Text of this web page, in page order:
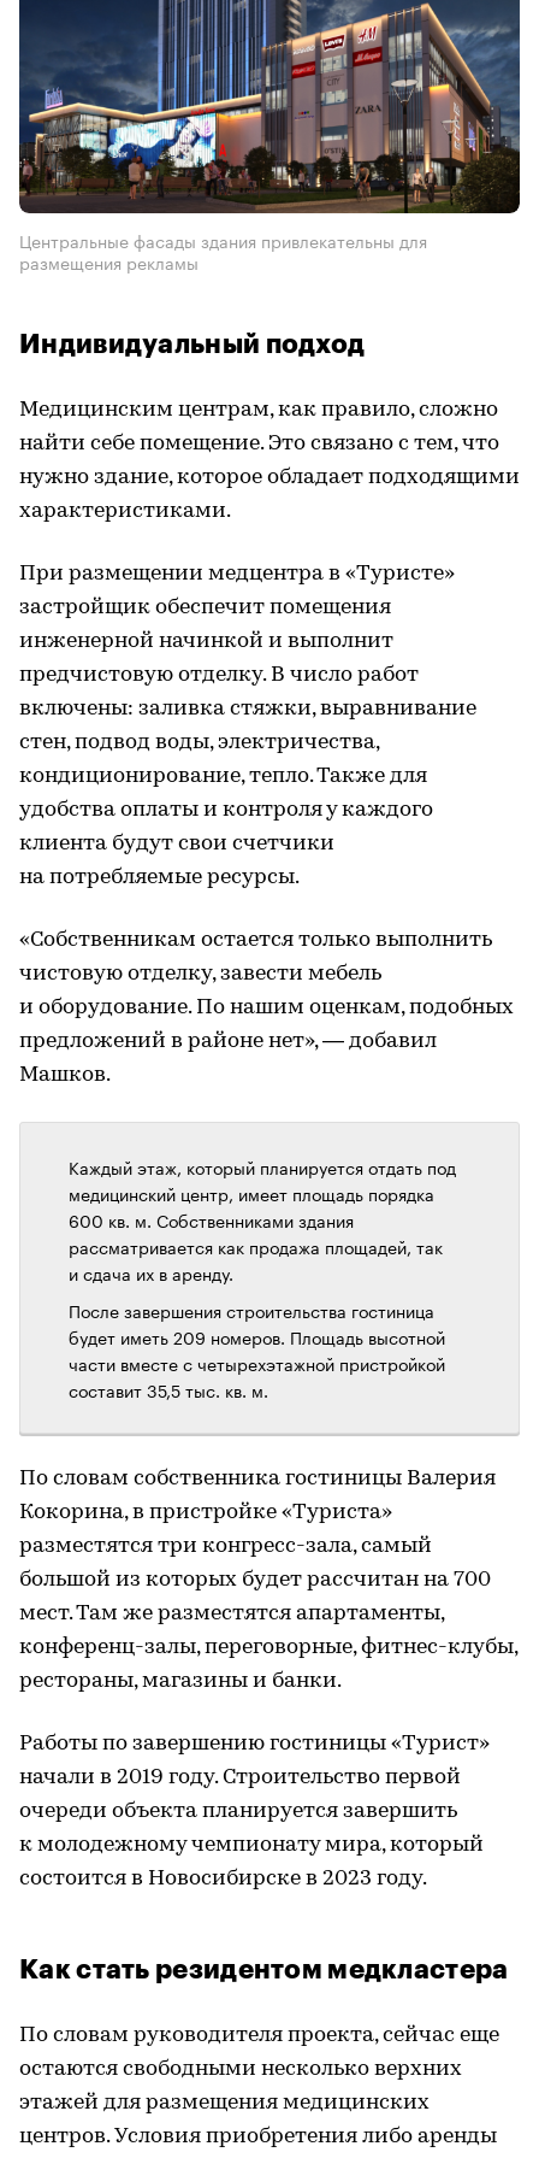
Центральные фасады здания привлекательны для
размещения рекламы
Индивидуальный подход
Медицинским центрам, как правило, сложно
найти себе помещение. Это связано с тем, что
нужно здание, которое обладает подходящими
характеристиками.
При размещении медцентра в «Туристе»
застройщик обеспечит помещения
инженерной начинкой и выполнит
предчистовую отделку. В число работ
включены: заливка стяжки, выравнивание
стен, подвод воды, электричества,
кондиционирование, тепло. Также для
удобства оплаты и контроля у каждого
клиента будут свои счетчики
на потребляемые ресурсы.
«Собственникам остается только выполнить
чистовую отделку, завести мебель
и оборудование. По нашим оценкам, подобных
предложений в районе нет», — добавил
Машков.
Каждый этаж, который планируется отдать под
медицинский центр, имеет площадь порядка
600 кв. м. Собственниками здания
рассматривается как продажа площадей, так
и сдача их в аренду.
После завершения строительства гостиница
будет иметь 209 номеров. Площадь высотной
части вместе с четырехэтажной пристройкой
составит 35,5 тыс. кв. м.
По словам собственника гостиницы Валерия
Кокорина, в пристройке «Туриста»
разместятся три конгресс-зала, самый
большой из которых будет рассчитан на 700
мест. Там же разместятся апартаменты,
конференц-залы, переговорные, фитнес-клубы,
рестораны, магазины и банки.
Работы по завершению гостиницы «Турист»
начали в 2019 году. Строительство первой
очереди объекта планируется завершить
к молодежному чемпионату мира, который
состоится в Новосибирске в 2023 году.
Как стать резидентом медкластера
По словам руководителя проекта, сейчас еще
остаются свободными несколько верхних
этажей для размещения медицинских
центров. Условия приобретения либо аренды